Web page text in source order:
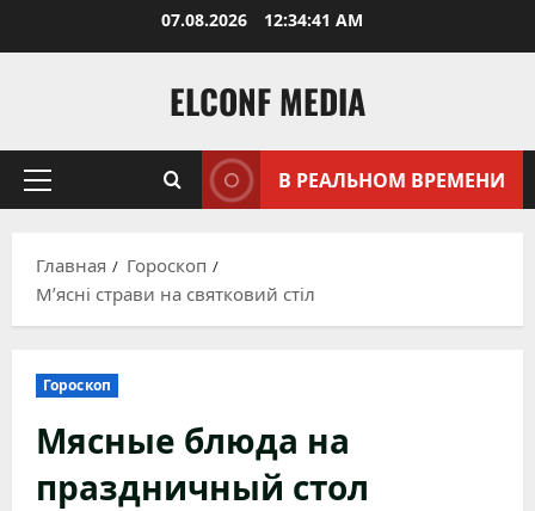
07.08.2026 12:34:42 AM
ELCONF MEDIA
Основное
В РЕАЛЬНОМ ВРЕМЕНИ
Главная
Гороскоп
М’ясні страви на святковий стіл
Гороскоп
Мясные блюда на
праздничный стол